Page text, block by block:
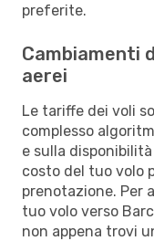
preferite.
Cambiamenti
aerei
Le tariffe dei voli
complesso
e sulla
costo del tuo volo
prenotazione. Per
tuo volo verso
non appena trovi